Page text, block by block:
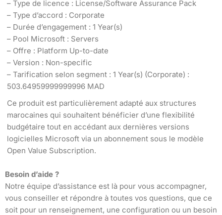
– Type de licence : License/Software Assurance Pack
– Type d’accord : Corporate
– Durée d’engagement : 1 Year(s)
– Pool Microsoft : Servers
– Offre : Platform Up-to-date
– Version : Non-specific
– Tarification selon segment : 1 Year(s) (Corporate) :
503.64959999999996 MAD
Ce produit est particulièrement adapté aux structures
marocaines qui souhaitent bénéficier d’une flexibilité
budgétaire tout en accédant aux dernières versions
logicielles Microsoft via un abonnement sous le modèle
Open Value Subscription.
Besoin d’aide ?
Notre équipe d’assistance est là pour vous accompagner,
vous conseiller et répondre à toutes vos questions, que ce
soit pour un renseignement, une configuration ou un besoin